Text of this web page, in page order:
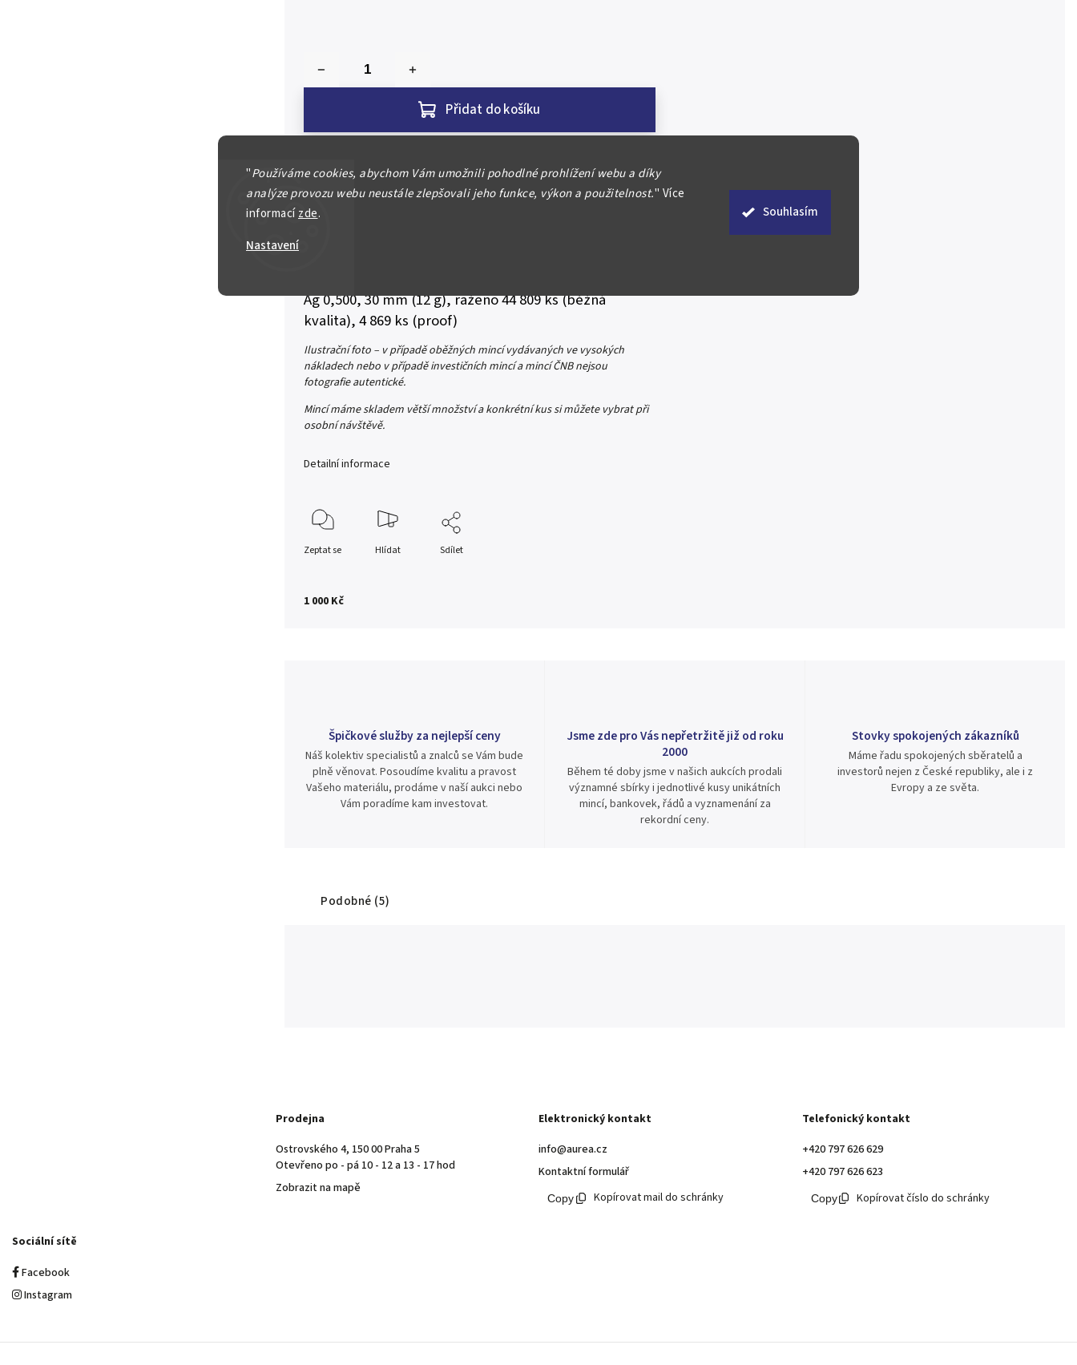
"Používáme cookies, abychom Vám umožnili pohodlné prohlížení webu a díky
analýze provozu webu neustále zlepšovali jeho funkce, výkon a použitelnost." Více
informacízde.
Nastavení
Souhlasím
1 000 Kč
Přidat do košíku
Československo (1953 - 1993)
Ag 0,500, 30 mm (12 g), raženo 44 809 ks (běžná
kvalita), 4 869 ks (proof)
Ilustrační foto – v případě oběžných mincí vydávaných ve vysokých
nákladech nebo v případě investičních mincí a mincí ČNB nejsou
fotografie autentické.
Mincí máme skladem větší množství a konkrétní kus si můžete vybrat při
osobní návštěvě.
Detailní informace
Zeptat se Hlídat Sdílet
Špičkové služby za nejlepší ceny
Náš kolektiv specialistů a znalců se Vám bude
plně věnovat. Posoudíme kvalitu a pravost
Vašeho materiálu, prodáme v naší aukci nebo
Vám poradíme kam investovat.
Jsme zde pro Vás nepřetržitě již od roku
2000
Během té doby jsme v našich aukcích prodali
významné sbírky i jednotlivé kusy unikátních
mincí, bankovek, řádů a vyznamenání za
rekordní ceny.
Stovky spokojených zákazníků
Máme řadu spokojených sběratelů a
investorů nejen z České republiky, ale i z
Evropy a ze světa.
Podobné (5)
Prodejna
Ostrovského 4, 150 00 Praha 5
Otevřeno po - pá 10 - 12 a 13 - 17 hod
Zobrazit na mapě
Elektronický kontakt
info@aurea.cz
Kontaktní formulář
Kopírovat mail do schránky
Telefonický kontakt
+420 797 626 629
+420 797 626 623
Kopírovat číslo do schránky
Sociální sítě
Facebook
Instagram